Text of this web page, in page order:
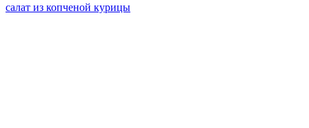
салат из копченой курицы